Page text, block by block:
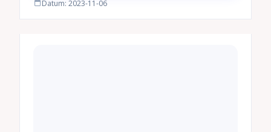
Datum: 2023-11-06